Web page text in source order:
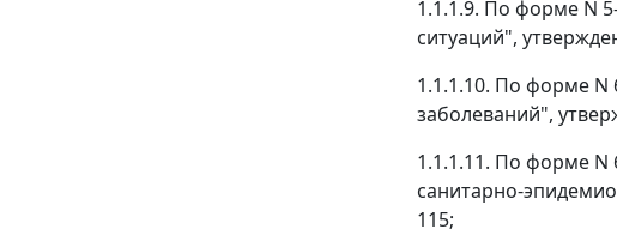
1.1.1.9. По форме N
ситуаций",
1.1.1.10. По форме N
заболеваний",
1.1.1.11. По форме N
санитарно-
115;